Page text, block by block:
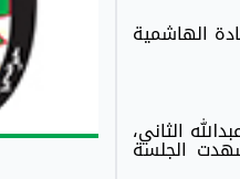
الهاشمية
الثاني،
الجلسة